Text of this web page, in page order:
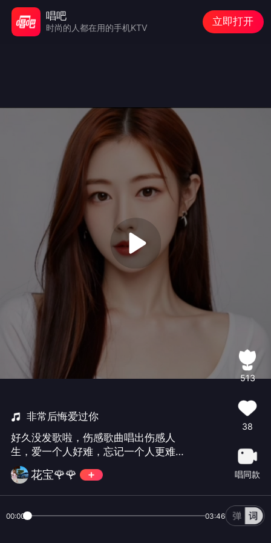
非常后悔爱过你
好久没发歌啦，伤感歌曲唱出伤感人
生，爱一个人好难，忘记一个人更难，
一旦爱上永不放弃😘😘
花宝🌹🌹
513
38
唱同款
00:00 03:46
唱吧
时尚的人都在用的手机KTV
立即打开